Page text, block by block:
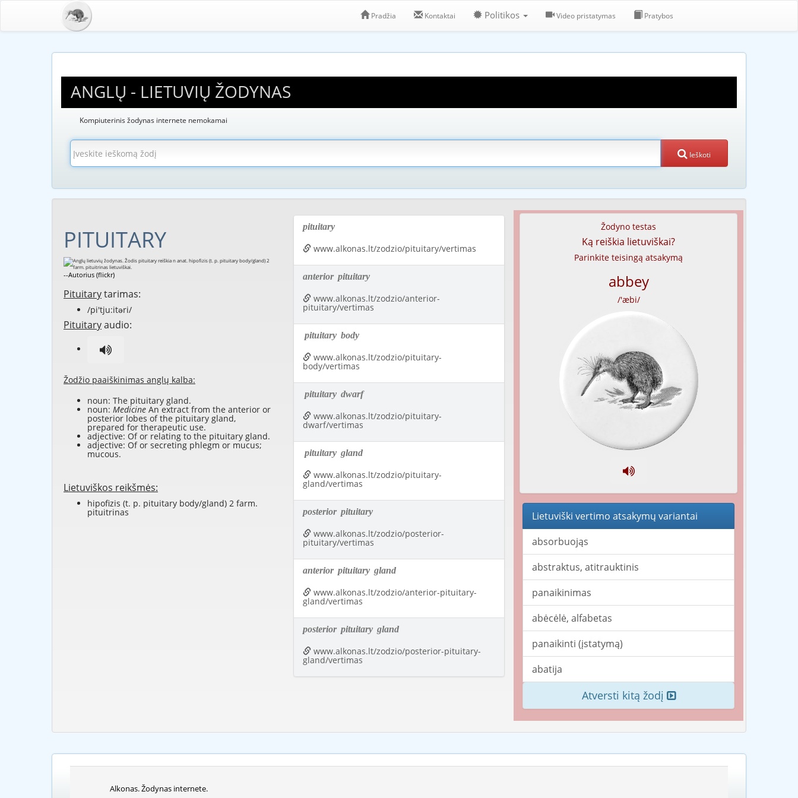
Pradžia Kontaktai Politikos Video pristatymas Pratybos
ANGLŲ - LIETUVIŲ ŽODYNAS
Kompiuterinis žodynas internete nemokamai
Ieškoti
PITUITARY
--Autorius (flickr)
Pituitarytarimas:
/pi'tju:itəri/
Pituitaryaudio:
Žodžio paaiškinimas anglų kalba:
noun: The pituitary gland.
noun: Medicine An extract from the anterior or
posterior lobes of the pituitary gland,
prepared for therapeutic use.
adjective: Of or relating to the pituitary gland.
adjective: Of or secreting phlegm or mucus;
mucous.
Lietuviškos reikšmės:
hipofizis (t. p. pituitary body/gland) 2 farm.
pituitrinas
pituitary
www.alkonas.lt/zodzio/pituitary/vertimas
anterior pituitary
www.alkonas.lt/zodzio/anterior-
pituitary/vertimas
pituitary body
www.alkonas.lt/zodzio/pituitary-
body/vertimas
pituitary dwarf
www.alkonas.lt/zodzio/pituitary-
dwarf/vertimas
pituitary gland
www.alkonas.lt/zodzio/pituitary-
gland/vertimas
posterior pituitary
www.alkonas.lt/zodzio/posterior-
pituitary/vertimas
anterior pituitary gland
www.alkonas.lt/zodzio/anterior-pituitary-
gland/vertimas
posterior pituitary gland
www.alkonas.lt/zodzio/posterior-pituitary-
gland/vertimas
Žodyno testas
Ką reiškia lietuviškai?
Parinkite teisingą atsakymą
abbey
/'æbi/
Lietuviški vertimo atsakymų variantai
absorbuojąs
abstraktus, atitrauktinis
panaikinimas
abėcėlė, alfabetas
panaikinti (įstatymą)
abatija
Atversti kitą žodį
Alkonas. Žodynas internete.